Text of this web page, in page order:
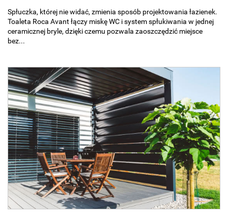
Spłuczka, której nie widać, zmienia sposób projektowania łazienek.
Toaleta Roca Avant łączy miskę WC i system spłukiwania w jednej
ceramicznej bryle, dzięki czemu pozwala zaoszczędzić miejsce
bez...